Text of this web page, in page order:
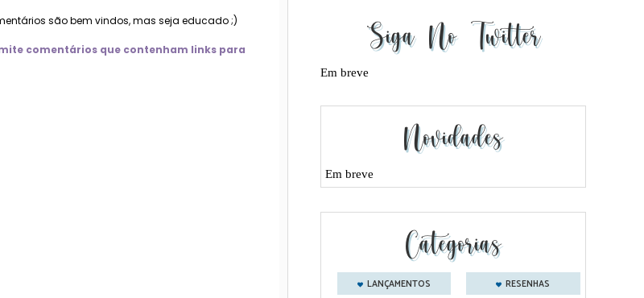
são bem vindos, mas seja educado ;)
comentários que contenham links para
Siga No Twitter
Em breve
Novidades
Em breve
Categorias
LANÇAMENTOS RESENHAS